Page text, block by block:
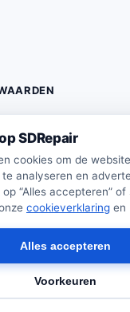
SDRepair
cookies om de
te analyseren en
op “Alles accepteren”
cookieverklaring en
Voorkeuren
Alles accepteren